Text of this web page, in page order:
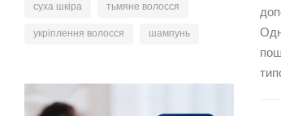
суха шкіра тьмяне волосся
укріплення волосся шампунь